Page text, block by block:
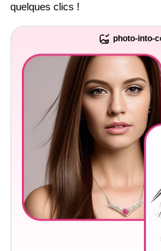
quelques clics !
photo-into-